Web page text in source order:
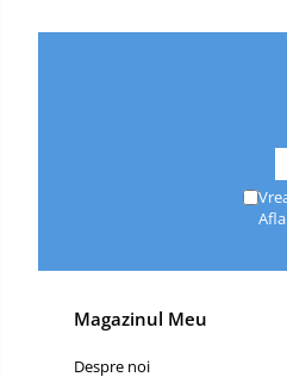
Role hartie pentru fax si case de
Role hartie pentru plotter
Corectoare
Magazinul Meu
Despre noi